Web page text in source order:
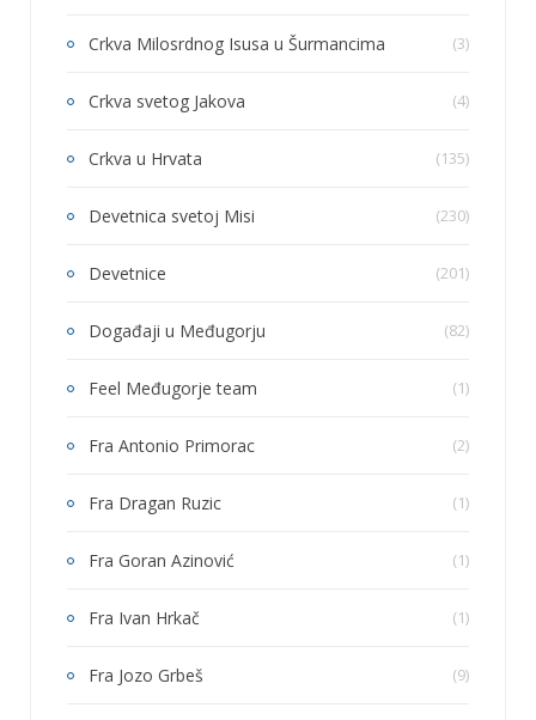
Crkva Milosrdnog Isusa u Šurmancima (3)
Crkva svetog Jakova (4)
Crkva u Hrvata (135)
Devetnica svetoj Misi (230)
Devetnice (201)
Događaji u Međugorju (82)
Feel Međugorje team (1)
Fra Antonio Primorac (2)
Fra Dragan Ruzic (1)
Fra Goran Azinović (1)
Fra Ivan Hrkač (1)
Fra Jozo Grbeš (9)